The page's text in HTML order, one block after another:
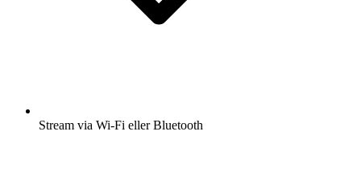
Stream via Wi-Fi eller Bluetooth